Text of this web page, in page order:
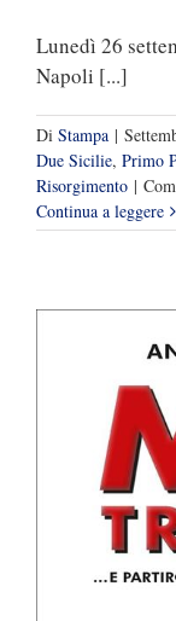
Lunedì 26
Napoli [...]
Di Stampa |
Due Sicilie, Primo
Risorgimento |
Continua a leggere